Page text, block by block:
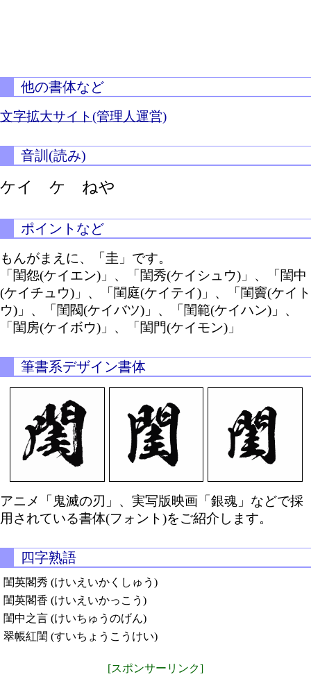
他の書体など
文字拡大サイト(管理人運営)
音訓(読み)
ケイ ケ ねや
ポイントなど
もんがまえに、「圭」です。
「閨怨(ケイエン)」、「閨秀(ケイシュウ)」、「閨中
(ケイチュウ)」、「閨庭(ケイテイ)」、「閨竇(ケイト
ウ)」、「閨閥(ケイバツ)」、「閨範(ケイハン)」、
「閨房(ケイボウ)」、「閨門(ケイモン)」
筆書系デザイン書体
アニメ「鬼滅の刃」、実写版映画「銀魂」などで採
用されている書体(フォント)をご紹介します。
四字熟語
閨英閣秀 (けいえいかくしゅう)
閨英閣香 (けいえいかっこう)
閨中之言 (けいちゅうのげん)
翠帳紅閨 (すいちょうこうけい)
[スポンサーリンク]